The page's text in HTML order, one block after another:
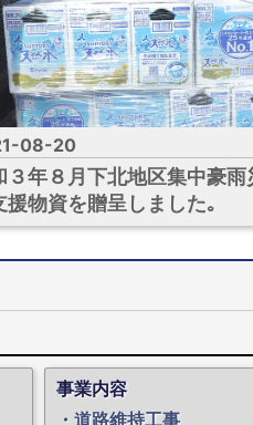
08-20
３年８月下北地区集中豪雨
援物資を贈呈しました｡
事業内容
道路維持工事